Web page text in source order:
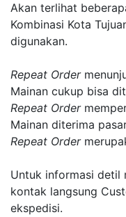
Akan terlihat
Kombinasi Kota
digunakan.
Repeat Order
Mainan cukup bisa
Repeat Order
Mainan diterima
Repeat Order
Untuk informasi detil
kontak langsung
ekspedisi.